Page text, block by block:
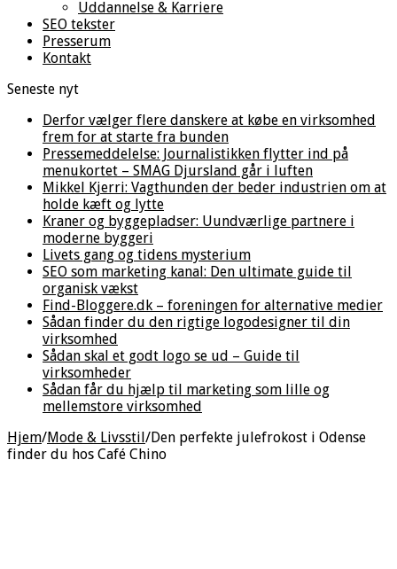
Uddannelse & Karriere
SEO tekster
Presserum
Kontakt
Seneste nyt
Derfor vælger flere danskere at købe en virksomhed
frem for at starte fra bunden
Pressemeddelelse: Journalistikken flytter ind på
menukortet – SMAG Djursland går i luften
Mikkel Kjerri: Vagthunden der beder industrien om at
holde kæft og lytte
Kraner og byggepladser: Uundværlige partnere i
moderne byggeri
Livets gang og tidens mysterium
SEO som marketing kanal: Den ultimate guide til
organisk vækst
Find-Bloggere.dk – foreningen for alternative medier
Sådan finder du den rigtige logodesigner til din
virksomhed
Sådan skal et godt logo se ud – Guide til
virksomheder
Sådan får du hjælp til marketing som lille og
mellemstore virksomhed
Hjem/Mode & Livsstil/Den perfekte julefrokost i Odense
finder du hos Café Chino